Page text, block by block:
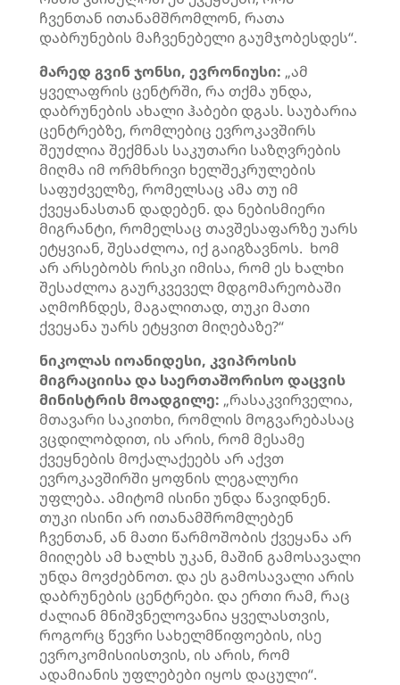
ჩვენთან ითანამშრომლონ, რათა
დაბრუნების მაჩვენებელი გაუმჯობესდეს“.
მარედ გვინ ჯონსი, ევრონიუსი: „ამ
ყველაფრის ცენტრში, რა თქმა უნდა,
დაბრუნების ახალი ჰაბები დგას. საუბარია
ცენტრებზე, რომლებიც ევროკავშირს
შეუძლია შექმნას საკუთარი საზღვრების
მიღმა იმ ორმხრივი ხელშეკრულების
საფუძველზე, რომელსაც ამა თუ იმ
ქვეყანასთან დადებენ. და ნებისმიერი
მიგრანტი, რომელსაც თავშესაფარზე უარს
ეტყვიან, შესაძლოა, იქ გაიგზავნოს. ხომ
არ არსებობს რისკი იმისა, რომ ეს ხალხი
შესაძლოა გაურკვეველ მდგომარეობაში
აღმოჩნდეს, მაგალითად, თუკი მათი
ქვეყანა უარს ეტყვით მიღებაზე?“
ნიკოლას იოანიდესი, კვიპროსის
მიგრაციისა და საერთაშორისო დაცვის
მინისტრის მოადგილე: „რასაკვირველია,
მთავარი საკითხი, რომლის მოგვარებასაც
ვცდილობდით, ის არის, რომ მესამე
ქვეყნების მოქალაქეებს არ აქვთ
ევროკავშირში ყოფნის ლეგალური
უფლება. ამიტომ ისინი უნდა წავიდნენ.
თუკი ისინი არ ითანამშრომლებენ
ჩვენთან, ან მათი წარმოშობის ქვეყანა არ
მიიღებს ამ ხალხს უკან, მაშინ გამოსავალი
უნდა მოვძებნოთ. და ეს გამოსავალი არის
დაბრუნების ცენტრები. და ერთი რამ, რაც
ძალიან მნიშვნელოვანია ყველასთვის,
როგორც წევრი სახელმწიფოების, ისე
ევროკომისიისთვის, ის არის, რომ
ადამიანის უფლებები იყოს დაცული“.